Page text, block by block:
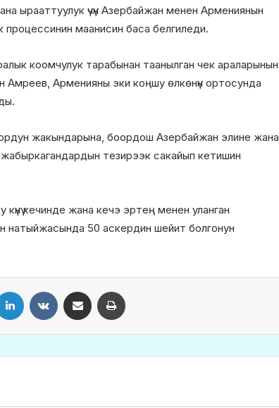
ырааттуулук үчүн Азербайжан менен Армениянын
маанисин баса белгиледи.
коомчулук тарабынан таанылган чек араларынын
Амреев, Арменияны эки коңшу өлкөнүн ортосунда
жакындарына, боордош Азербайжан элине жана
тезирээк сакайып кетишин
кечинде жана кечэ эртең менен уланган
натыйжасында 50 аскердин шейит болгонун